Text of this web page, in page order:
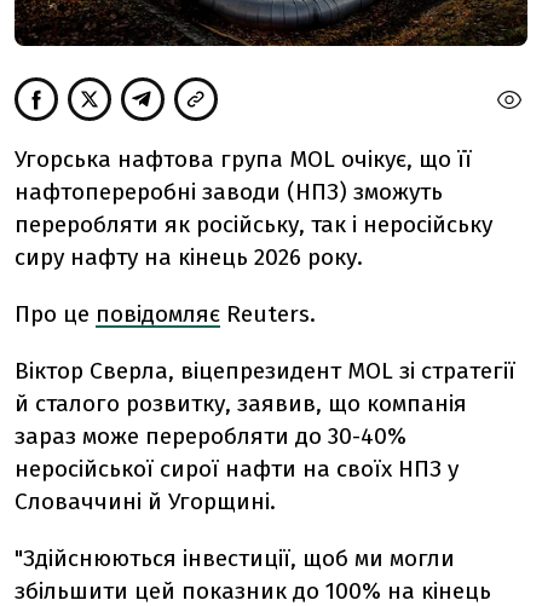
Угорська нафтова група MOL очікує, що її
нафтопереробні заводи (НПЗ) зможуть
переробляти як російську, так і неросійську
сиру нафту на кінець 2026 року.
Про це повідомляє Reuters.
Віктор Сверла, віцепрезидент MOL зі стратегії
й сталого розвитку, заявив, що компанія
зараз може переробляти до 30-40%
неросійської сирої нафти на своїх НПЗ у
Словаччині й Угорщині.
"Здійснюються інвестиції, щоб ми могли
збільшити цей показник до 100% на кінець